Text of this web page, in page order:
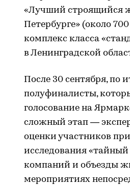
«Лучший строящийся
Петербурге» (около
комплекс класса
в Ленинградской
После 30 сентября, по
полуфиналисты,
голосование на
сложный этап —
оценки участников
исследования
компаний и объезды
мероприятиях